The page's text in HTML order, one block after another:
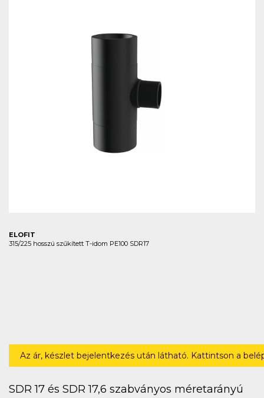
ELOFIT
315/225 hosszú szűkített T-idom PE100 SDR17
Az ár, készlet bejelentkezés után látható. Kattintson a
SDR 17 és SDR 17,6 szabványos méretarányú